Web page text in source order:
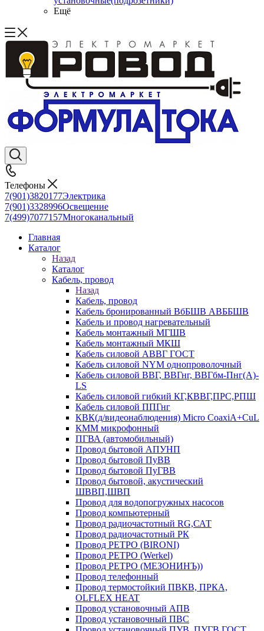
Ещё
Телефоны
7(901)3820177Электрика
7(901)3328996Освещение
7(499)7077157Многоканальный
Главная
Каталог
Назад
Каталог
Кабель, провод
Назад
Кабель, провод
Кабель бронированный ВбБШВ АВББШВ
Кабель и провод нагревательный
Кабель монтажный МГШВ
Кабель монтажный МКШ
Кабель силовой АВВГ ГОСТ
Кабель силовой NYM однопроволочный
Кабель силовой ВВГ, ВВГнг, ВВГбм-Пнг(А)-
LS
Кабель силовой гибкий КГ,КВВГ,ПРС,РПШ
Кабель силовой ППГнг
КВК(д/видеонаблюдения) Micro CoaxiA+CuL
КММ микрофонный
ПГВА (автомобильный)
Провод бытовой АПУНП
Провод бытовой ПуВВ
Провод бытовой ПуГВВ
Провод бытовой, акустический
ШВВП,ШВП
Провод для водопогружных насосов
Провод компьютерный
Провод радиочастотный RG,САТ
Провод радиочастотный РК
Провод РЕТРО (BIRONI)
Провод РЕТРО (Werkel)
Провод РЕТРО (МЕЗОНИНЪ))
Провод телефонный
Провод термостойкий ПВКВ, ПРКА,
OLFLEX HEAT
Провод установочный АПВ
Провод установочный ПВС